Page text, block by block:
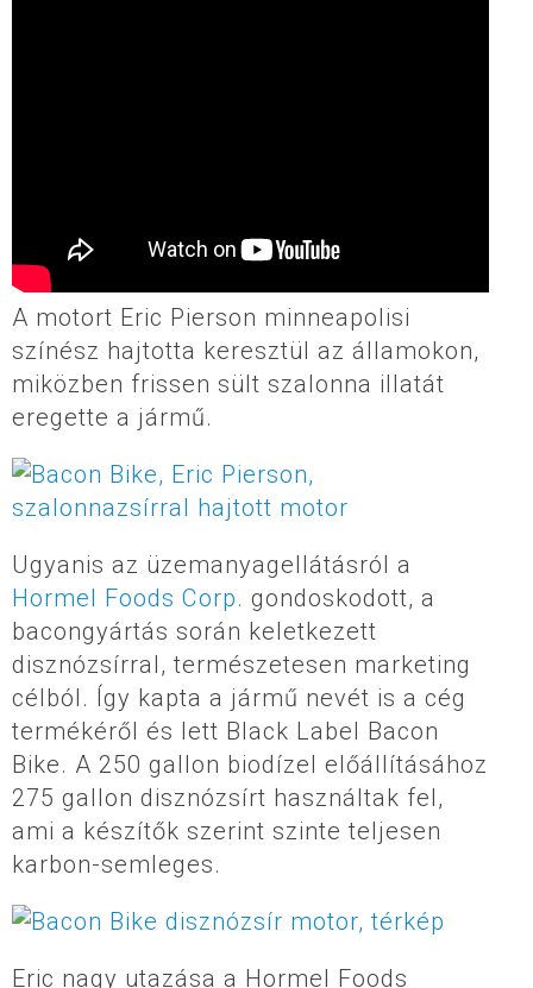
A motort Eric Pierson minneapolisi
színész hajtotta keresztül az államokon,
miközben frissen sült szalonna illatát
eregette a jármű.
Ugyanis az üzemanyagellátásról a
Hormel Foods Corp. gondoskodott, a
bacongyártás során keletkezett
disznózsírral, természetesen marketing
célból. Így kapta a jármű nevét is a cég
termékéről és lett Black Label Bacon
Bike. A 250 gallon biodízel előállításához
275 gallon disznózsírt használtak fel,
ami a készítők szerint szinte teljesen
karbon-semleges.
Eric nagy utazása a Hormel Foods